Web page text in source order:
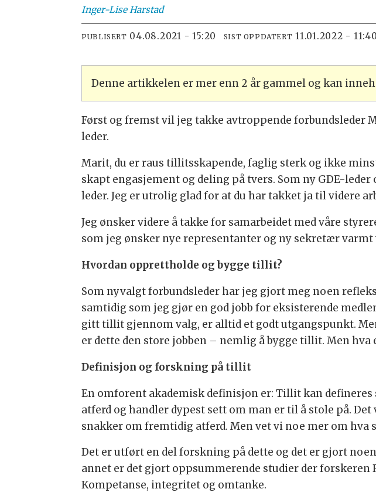
Inger-Lise Harstad
PUBLISERT 04.08.2021 - 15:20 SIST OPPDATERT 11.01.2022 - 11:40
Denne artikkelen er mer enn 2 år gammel og kan
Først og fremst vil jeg takke avtroppende forbundsleder
leder.
Marit, du er raus tillitsskapende, faglig sterk og ikke
skapt engasjement og deling på tvers. Som ny GDE-
leder. Jeg er utrolig glad for at du har takket ja til videre
Jeg ønsker videre å takke for samarbeidet med våre
som jeg ønsker nye representanter og ny sekretær
Hvordan opprettholde og bygge tillit?
Som nyvalgt forbundsleder har jeg gjort meg noen
samtidig som jeg gjør en god jobb for eksisterende
gitt tillit gjennom valg, er alltid et godt utgangspunkt.
er dette den store jobben – nemlig å bygge tillit. Men
Definisjon og forskning på tillit
En omforent akademisk definisjon er: Tillit kan
atferd og handler dypest sett om man er til å stole på.
snakker om fremtidig atferd. Men vet vi noe mer om hva
Det er utført en del forskning på dette og det er gjort
annet er det gjort oppsummerende studier der
Kompetanse, integritet og omtanke.